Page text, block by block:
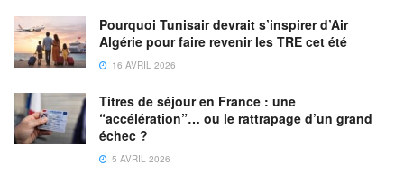
Pourquoi Tunisair devrait s’inspirer d’Air
Algérie pour faire revenir les TRE cet été
16 AVRIL 2026
Titres de séjour en France : une
“accélération”… ou le rattrapage d’un grand
échec ?
5 AVRIL 2026